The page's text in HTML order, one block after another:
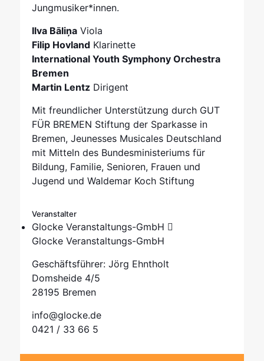
Jungmusiker*innen.
Ilva BāliņaViola
Filip HovlandKlarinette
International Youth Symphony Orchestra
Bremen
Martin LentzDirigent
Mit freundlicher Unterstützung durch GUT
FÜR BREMEN Stiftung der Sparkasse in
Bremen, Jeunesses Musicales Deutschland
mit Mitteln des Bundesministeriums für
Bildung, Familie, Senioren, Frauen und
Jugend und Waldemar Koch Stiftung
Veranstalter
Glocke Veranstaltungs-GmbH
Glocke Veranstaltungs-GmbH
Geschäftsführer: Jörg Ehntholt
Domsheide 4/5
28195 Bremen
info@glocke.de
0421 / 33 66 5